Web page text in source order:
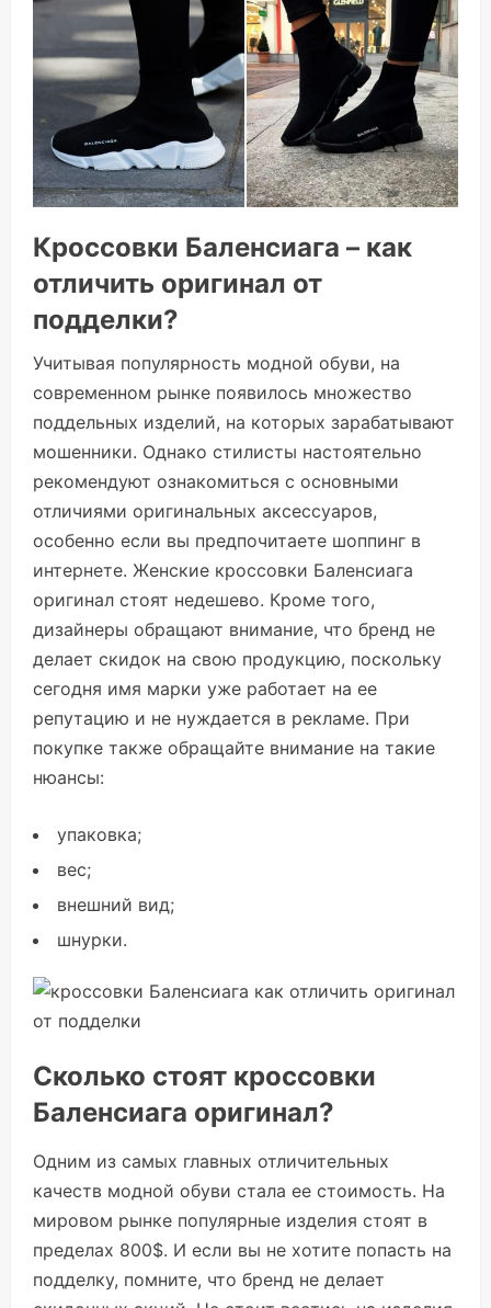
Кроссовки Баленсиага – как
отличить оригинал от
подделки?
Учитывая популярность модной обуви, на
современном рынке появилось множество
поддельных изделий, на которых зарабатывают
мошенники. Однако стилисты настоятельно
рекомендуют ознакомиться с основными
отличиями оригинальных аксессуаров,
особенно если вы предпочитаете шоппинг в
интернете. Женские кроссовки Баленсиага
оригинал стоят недешево. Кроме того,
дизайнеры обращают внимание, что бренд не
делает скидок на свою продукцию, поскольку
сегодня имя марки уже работает на ее
репутацию и не нуждается в рекламе. При
покупке также обращайте внимание на такие
нюансы:
упаковка;
вес;
внешний вид;
шнурки.
Сколько стоят кроссовки
Баленсиага оригинал?
Одним из самых главных отличительных
качеств модной обуви стала ее стоимость. На
мировом рынке популярные изделия стоят в
пределах 800$. И если вы не хотите попасть на
подделку, помните, что бренд не делает